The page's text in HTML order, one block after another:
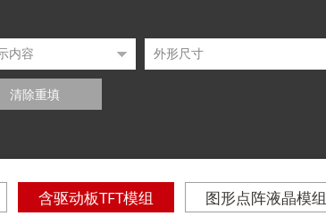
清除重填
含驱动板TFT模组 图形点阵液晶模组